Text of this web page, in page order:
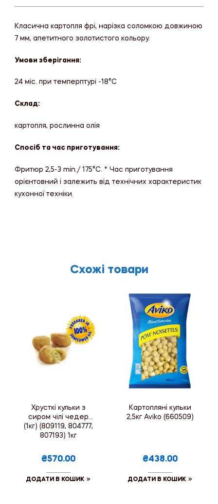
Класична картопля фрі, нарізка соломкою довжиною
7 мм, апетитного золотистого кольору.
Умови зберігання:
24 міс. при темперптурі -18°C
Склад:
картопля, рослинна олія
Спосіб та час приготування:
Фритюр 2,5-3 min./ 175°C. * Час приготування
орієнтовний і залежить від технічних характеристик
кухонної техніки.
Схожі товари
Хрусткі кульки з
сиром чілі чедер
(1кг) (809119, 804777,
807193) 1кг
₴570.00
ДОДАТИ В КОШИК
Картопляні кульки
2,5кг Aviko (660509)
₴438.00
ДОДАТИ В КОШИК